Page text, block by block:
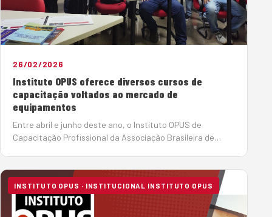
26/02/2026
Instituto OPUS oferece diversos cursos de
capacitação voltados ao mercado de
equipamentos
Entre abril e junho deste ano, o Instituto OPUS de
Capacitação Profissional da Associação Brasileira de
capacitação voltados à &a…
INSTITUTO OPUS · INSTITUCIONAL INSTITUTO OPUS